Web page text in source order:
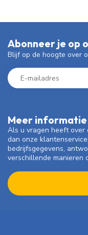
Meer informatie
Als u vragen heeft over
dan onze
bedrijfsgegevens,
verschillende manieren
Abonneer je op
Blijf op de hoogte over